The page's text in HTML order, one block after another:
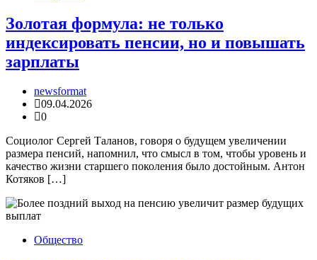
Золотая формула: не только
индексировать пенсии, но и повышать
зарплаты
newsformat
09.04.2026
0
Социолог Сергей Таланов, говоря о будущем увеличении
размера пенсий, напомнил, что смысл в том, чтобы уровень и
качество жизни старшего поколения было достойным. Антон
Котяков […]
Общество